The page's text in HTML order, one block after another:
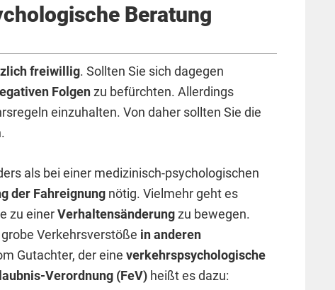
Beratung
freiwillig. Sollten Sie sich dagegen
Folgenzu befürchten. Allerdings
einzuhalten. Von daher sollten Sie die
als bei einer medizinisch-psychologischen
der Fahreignung nötig. Vielmehr geht es
zu einerVerhaltensänderungzu bewegen.
Verkehrsverstöße in anderen
Gutachter, der eine verkehrspsychologische
Verordnung (FeV) heißt es dazu: